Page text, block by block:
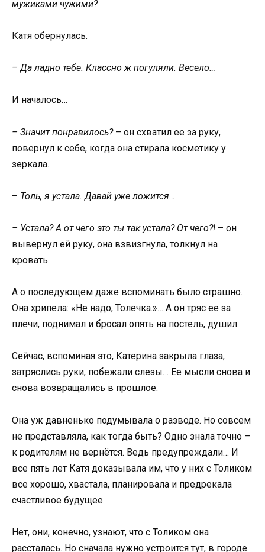
мужиками чужими?
Катя обернулась.
– Да ладно тебе. Классно ж погуляли. Весело…
И началось…
– Значит понравилось? – он схватил ее за руку,
повернул к себе, когда она стирала косметику у
зеркала.
– Толь, я устала. Давай уже ложится…
– Устала? А от чего это ты так устала? От чего?! – он
вывернул ей руку, она взвизгнула, толкнул на
кровать.
А о последующем даже вспоминать было страшно.
Она хрипела: «Не надо, Толечка.»… А он тряс ее за
плечи, поднимал и бросал опять на постель, душил.
Сейчас, вспоминая это, Катерина закрыла глаза,
затряслись руки, побежали слезы… Ее мысли снова и
снова возвращались в прошлое.
Она уж давненько подумывала о разводе. Но совсем
не представляла, как тогда быть? Одно знала точно –
к родителям не вернётся. Ведь предупреждали… И
все пять лет Катя доказывала им, что у них с Толиком
все хорошо, хвастала, планировала и предрекала
счастливое будущее.
Нет, они, конечно, узнают, что с Толиком она
рассталась. Но сначала нужно устроится тут, в городе.